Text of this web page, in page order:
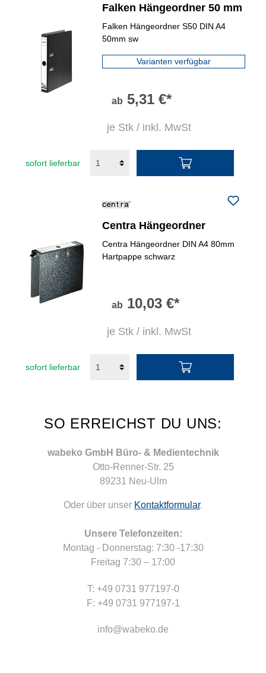
Falken Hängeordner 50 mm
Falken Hängeordner S50 DIN A4
50mm sw
Varianten verfügbar
ab 5,31 €*
je Stk / inkl. MwSt
sofort lieferbar
Centra Hängeordner
Centra Hängeordner DIN A4 80mm
Hartpappe schwarz
ab 10,03 €*
je Stk / inkl. MwSt
sofort lieferbar
SO ERREICHST DU UNS:
wabeko GmbH Büro- & Medientechnik
Otto-Renner-Str. 25
89231 Neu-Ulm
Oder über unser Kontaktformular.
Unsere Telefonzeiten:
Montag - Donnerstag: 7:30 -17:30
Freitag 7:30 – 17:00
T: +49 0731 977197-0
F: +49 0731 977197-1
info@wabeko.de